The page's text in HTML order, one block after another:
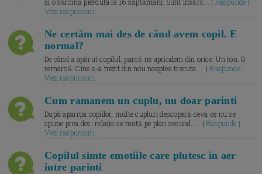
și o sarcină pierduta la 16 săptămâni. Sunt însărc... | Raspunde |
Vezi raspunsuri
Ne certăm mai des de când avem copil. E
normal?
De când a apărut copilul, parcă ne aprindem din orice. Un ton. O
remarcă. Cine s-a trezit din nou noaptea trecuta.... |Raspunde |
Vezi raspunsuri
Cum ramanem un cuplu, nu doar parinti
După apariția copiilor, multe cupluri descoperă ceva ce nu se
spune prea des: relația se mută pe plan secund. ... |Raspunde |
Vezi raspunsuri
Copilul simte emotiile care plutesc in aer
intre parinti